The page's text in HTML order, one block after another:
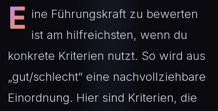
E ine Führungskraft zu bewerten
ist am hilfreichsten, wenn du
konkrete Kriterien nutzt. So wird aus
„gut/schlecht“ eine nachvollziehbare
Einordnung. Hier sind Kriterien, die